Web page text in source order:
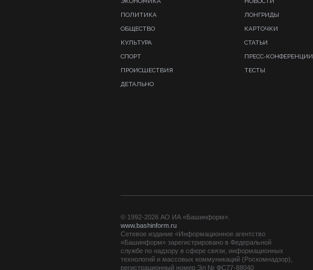
ПОЛИТИКА
ОБЩЕСТВО
КУЛЬТУРА
СПОРТ
ПРОИСШЕСТВИЯ
ДЕТАЛЬНО
ЛОНГРИДЫ
КАРТОЧКИ
СТАТЬИ
ПРЕСС-КОНФЕРЕНЦИИ
ТЕСТЫ
© 1992-2026 АО ИА «Башинформ».
www.bashinform.ru
Сетевое издание «Информационное агентство
«Башинформ» зарегистрировано в Федеральной
службе по надзору в сфере связи, информационных
технологий и массовых коммуникаций (Роскомнадзор),
регистрационный номер Эл № ФС77-88040